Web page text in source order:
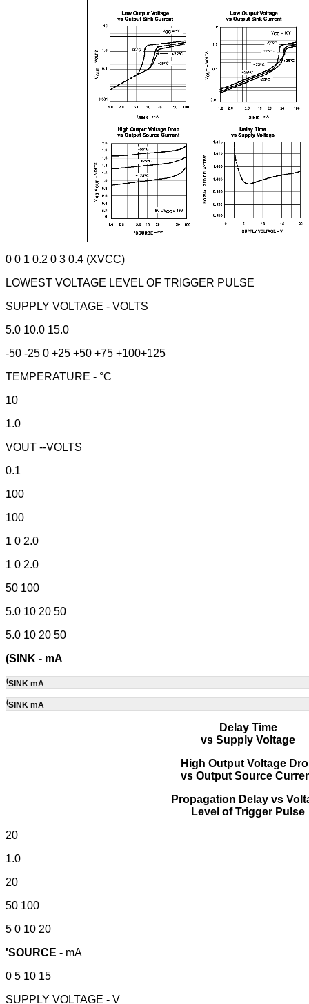
0 0 1 0.2 0 3 0.4 (XVCC)
LOWEST VOLTAGE LEVEL OF TRIGGER PULSE
SUPPLY VOLTAGE - VOLTS
5.0 10.0 15.0
-50 -25 0 +25 +50 +75 +100+125
TEMPERATURE - °C
10
1.0
VOUT --VOLTS
0.1
100
100
1 0 2.0
1 0 2.0
50 100
5.0 10 20 50
5.0 10 20 50
(SINK - mA
(SINK mA
(SINK mA
Delay Time
vs Supply Voltage
High Output Voltage
vs Output Source
Propagation Delay vs
Level of Trigger Pulse
20
1.0
20
50 100
5 0 10 20
'SOURCE - mA
0 5 10 15
SUPPLY VOLTAGE - V